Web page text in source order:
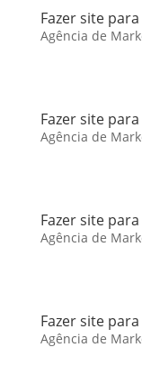
Fazer site
Agência de
Fazer site
Agência de
Fazer site
Agência de
Fazer site
Agência de